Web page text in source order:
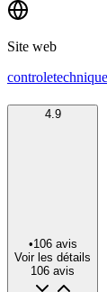
Site web
4.9
•106 avis
Voir les détails
106 avis